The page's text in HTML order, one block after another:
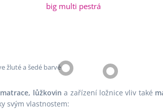
big multi pestrá
matrace, lůžkovin a zařízení ložnice vliv také
svým vlastnostem: